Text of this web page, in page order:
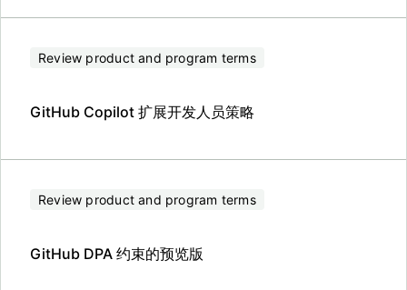
Review product and program terms
GitHub Copilot 扩展开发人员策略
Review product and program terms
GitHub DPA 约束的预览版